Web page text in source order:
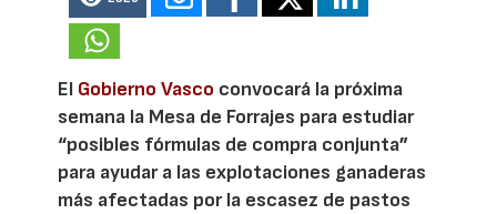
El Gobierno Vasco convocará la próxima
semana la Mesa de Forrajes para estudiar
“posibles fórmulas de compra conjunta”
para ayudar a las explotaciones ganaderas
más afectadas por la escasez de pastos